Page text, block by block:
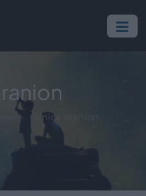
Clínica Kranion